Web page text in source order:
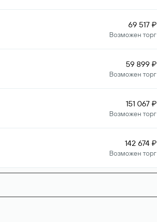
69 517 ₽
Возможен торг
59 899 ₽
Возможен торг
151 067 ₽
Возможен торг
142 674 ₽
Возможен торг